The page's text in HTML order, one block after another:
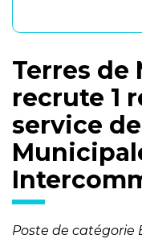
Terres de
recrute 1
service
Poste de catégorie